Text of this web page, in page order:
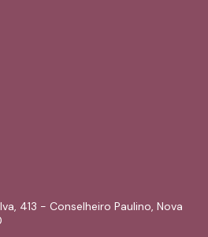
413 - Conselheiro Paulino, Nova